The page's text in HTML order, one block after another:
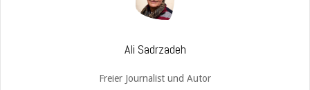
Ali Sadrzadeh
Freier Journalist und Autor